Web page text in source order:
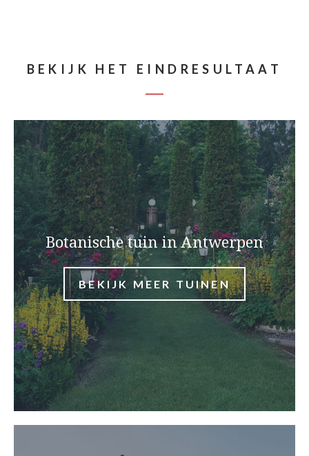
BEKIJK HET EINDRESULTAAT
Botanische tuin in Antwerpen
BEKIJK MEER TUINEN